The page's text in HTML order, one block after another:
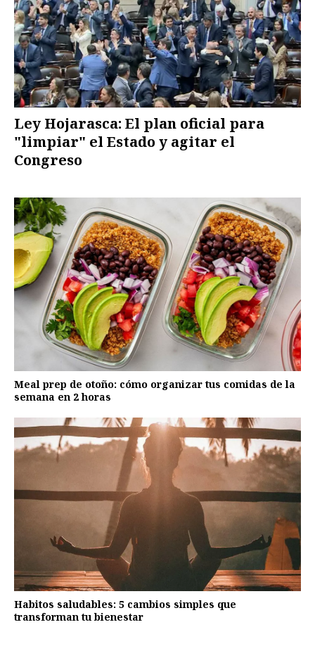
Ley Hojarasca: El plan oficial para
"limpiar" el Estado y agitar el
Congreso
Meal prep de otoño: cómo organizar tus comidas de la
semana en 2 horas
Habitos saludables: 5 cambios simples que
transforman tu bienestar